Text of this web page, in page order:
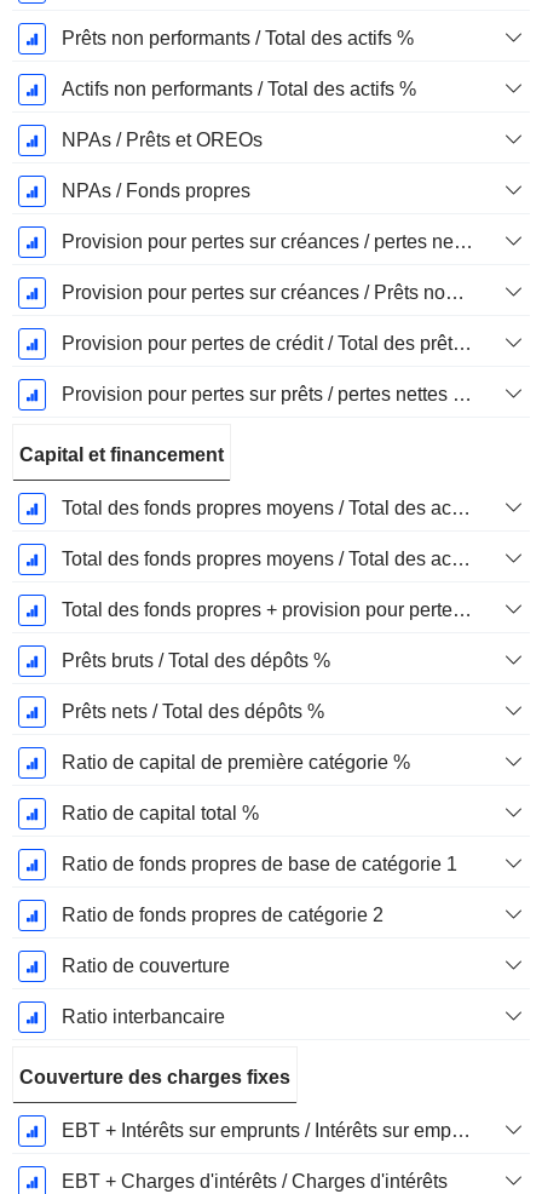
Prêts non performants / Total des actifs %
Actifs non performants / Total des actifs %
NPAs / Prêts et OREOs
NPAs / Fonds propres
Provision pour pertes sur créances / pertes nettes %
Provision pour pertes sur créances / Prêts non productifs %
Provision pour pertes de crédit / Total des prêts %
Provision pour pertes sur prêts / pertes nettes sur créances irrécouvrables %.
Capital et financement
Total des fonds propres moyens / Total des actifs moyens %
Total des fonds propres moyens / Total des actifs moyens %
Total des fonds propres + provision pour pertes sur prêts / total des prêts %.
Prêts bruts / Total des dépôts %
Prêts nets / Total des dépôts %
Ratio de capital de première catégorie %
Ratio de capital total %
Ratio de fonds propres de base de catégorie 1
Ratio de fonds propres de catégorie 2
Ratio de couverture
Ratio interbancaire
Couverture des charges fixes
EBT + Intérêts sur emprunts / Intérêts sur emprunts
EBT + Charges d'intérêts / Charges d'intérêts